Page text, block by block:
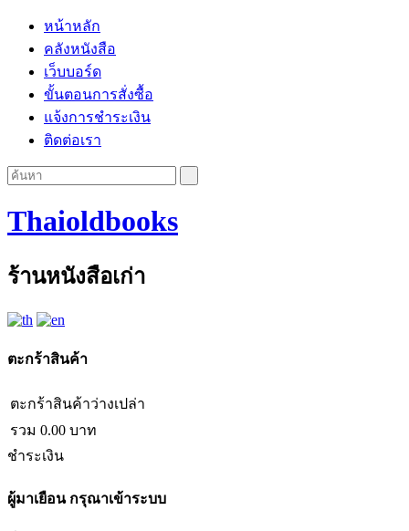
หน้าหลัก
คลังหนังสือ
เว็บบอร์ด
ขั้นตอนการสั่งซื้อ
แจ้งการชำระเงิน
ติดต่อเรา
Thaioldbooks
ร้านหนังสือเก่า
ตะกร้าสินค้า
ตะกร้าสินค้าว่างเปล่า
รวม 0.00 บาท
ชำระเงิน
ผู้มาเยือนกรุณาเข้าระบบ